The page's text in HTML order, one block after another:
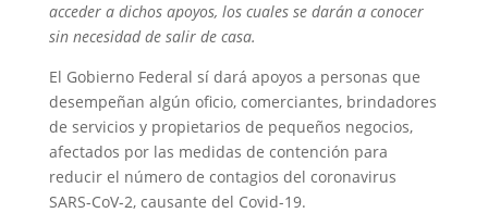
acceder a dichos apoyos, los cuales se darán a conocer
sin necesidad de salir de casa.
El Gobierno Federal sí dará apoyos a personas que
desempeñan algún oficio, comerciantes, brindadores
de servicios y propietarios de pequeños negocios,
afectados por las medidas de contención para
reducir el número de contagios del coronavirus
SARS-CoV-2, causante del Covid-19.